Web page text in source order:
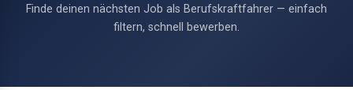
Finde deinen nächsten Job als Berufskraftfahrer — einfach
filtern, schnell bewerben.